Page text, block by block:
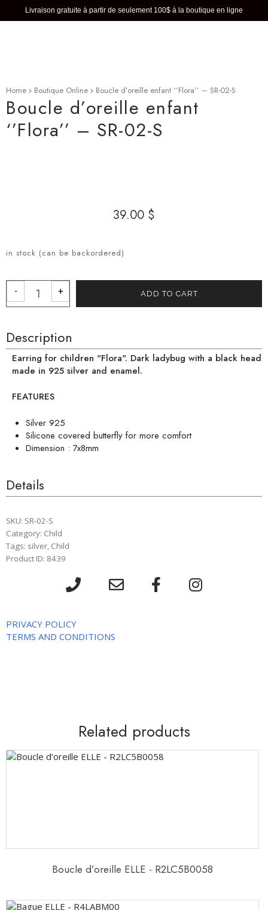
Livraison gratuite à partir de seulement 100$ à la boutique en ligne
PORTFOLIO
Home Boutique Online Boucle d’oreille enfant ‘’Flora’’ – SR-02-S
Boucle d’oreille enfant
‘’Flora’’ – SR-02-S
39 00 $
in stock (can be backordered)
- + ADD TO CART
Description
Earring for children "Flora". Dark ladybug with a black head
made in 925 silver and enamel.
FEATURES
Silver 925
Silicone covered butterfly for more comfort
Dimension : 7x8mm
Details
SKU: SR-02-S
Category: Child
Tags: silver, Child
Product ID: 8439
PRIVACY POLICY
TERMS AND CONDITIONS
Related products
Boucle d’oreille ELLE - R2LC5B0058